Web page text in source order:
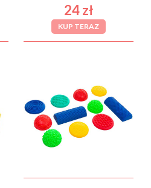
24 zł
KUP TERAZ